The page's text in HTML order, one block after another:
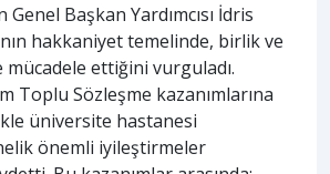
Başkan Yardımcısı İdris
hakkaniyet temelinde, birlik ve
ettiğini vurguladı.
Toplu Sözleşme kazanımlarına
üniversite hastanesi
önemli iyileştirmeler